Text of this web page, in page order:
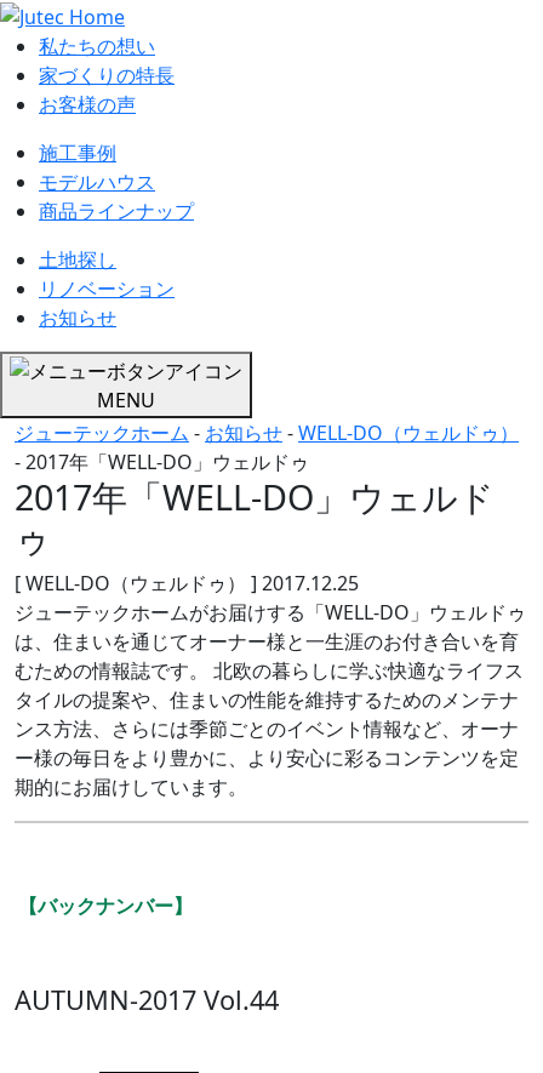
私たちの想い
家づくりの特長
お客様の声
施工事例
モデルハウス
商品ラインナップ
土地探し
リノベーション
お知らせ
MENU
ジューテックホーム - お知らせ-WELL-DO（ウェルドゥ）
-2017年「WELL-DO」ウェルドゥ
2017年「WELL-DO」ウェルド
ゥ
[ WELL-DO（ウェルドゥ） ] 2017.12.25
ジューテックホームがお届けする「WELL-DO」ウェルドゥ
は、住まいを通じてオーナー様と一生涯のお付き合いを育
むための情報誌です。 北欧の暮らしに学ぶ快適なライフス
タイルの提案や、住まいの性能を維持するためのメンテナ
ンス方法、さらには季節ごとのイベント情報など、オーナ
ー様の毎日をより豊かに、より安心に彩るコンテンツを定
期的にお届けしています。
【バックナンバー】
AUTUMN-2017 Vol.44